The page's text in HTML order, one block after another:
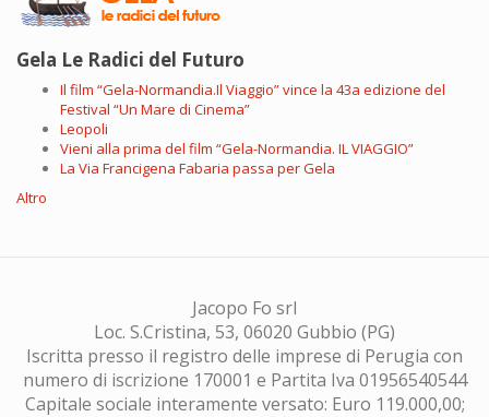
Gela Le Radici del Futuro
Il film “Gela-Normandia.Il Viaggio” vince la 43a edizione del
Festival “Un Mare di Cinema”
Leopoli
Vieni alla prima del film “Gela-Normandia. IL VIAGGIO”
La Via Francigena Fabaria passa per Gela
Altro
Jacopo Fo srl
Loc. S.Cristina, 53, 06020 Gubbio (PG)
Iscritta presso il registro delle imprese di Perugia con
numero di iscrizione 170001 e Partita Iva 01956540544
Capitale sociale interamente versato: Euro 119.000,00;